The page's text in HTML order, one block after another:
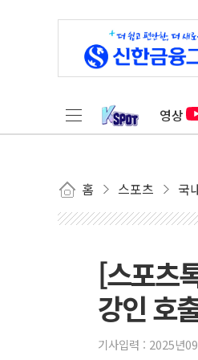
영상
홈 스포츠 국
[스포츠
강인 호
기사입력 : 2025년